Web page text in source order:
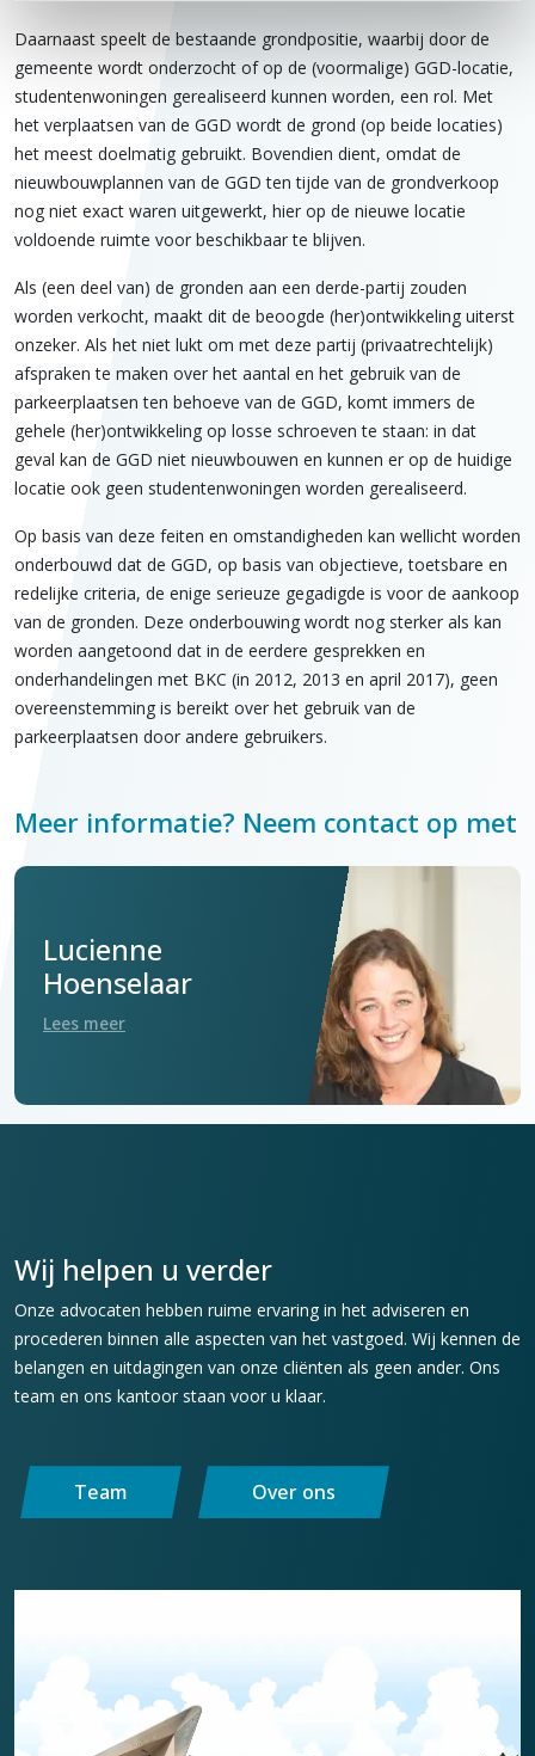
Daarnaast speelt de bestaande grondpositie, waarbij door de
gemeente wordt onderzocht of op de (voormalige) GGD-locatie,
studentenwoningen gerealiseerd kunnen worden, een rol. Met
het verplaatsen van de GGD wordt de grond (op beide locaties)
het meest doelmatig gebruikt. Bovendien dient, omdat de
nieuwbouwplannen van de GGD ten tijde van de grondverkoop
nog niet exact waren uitgewerkt, hier op de nieuwe locatie
voldoende ruimte voor beschikbaar te blijven.
Als (een deel van) de gronden aan een derde-partij zouden
worden verkocht, maakt dit de beoogde (her)ontwikkeling uiterst
onzeker. Als het niet lukt om met deze partij (privaatrechtelijk)
afspraken te maken over het aantal en het gebruik van de
parkeerplaatsen ten behoeve van de GGD, komt immers de
gehele (her)ontwikkeling op losse schroeven te staan: in dat
geval kan de GGD niet nieuwbouwen en kunnen er op de huidige
locatie ook geen studentenwoningen worden gerealiseerd.
Op basis van deze feiten en omstandigheden kan wellicht worden
onderbouwd dat de GGD, op basis van objectieve, toetsbare en
redelijke criteria, de enige serieuze gegadigde is voor de aankoop
van de gronden. Deze onderbouwing wordt nog sterker als kan
worden aangetoond dat in de eerdere gesprekken en
onderhandelingen met BKC (in 2012, 2013 en april 2017), geen
overeenstemming is bereikt over het gebruik van de
parkeerplaatsen door andere gebruikers.
Meer informatie? Neem contact op met
Lucienne
Hoenselaar
Lees meer
Wij helpen u verder
Onze advocaten hebben ruime ervaring in het adviseren en
procederen binnen alle aspecten van het vastgoed. Wij kennen de
belangen en uitdagingen van onze cliënten als geen ander. Ons
team en ons kantoor staan voor u klaar.
Team Over ons